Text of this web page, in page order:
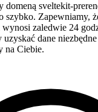
domeną sveltekit-
szybko. Zapewniamy,
wynosi zaledwie 24
uzyskać dane
na Ciebie.